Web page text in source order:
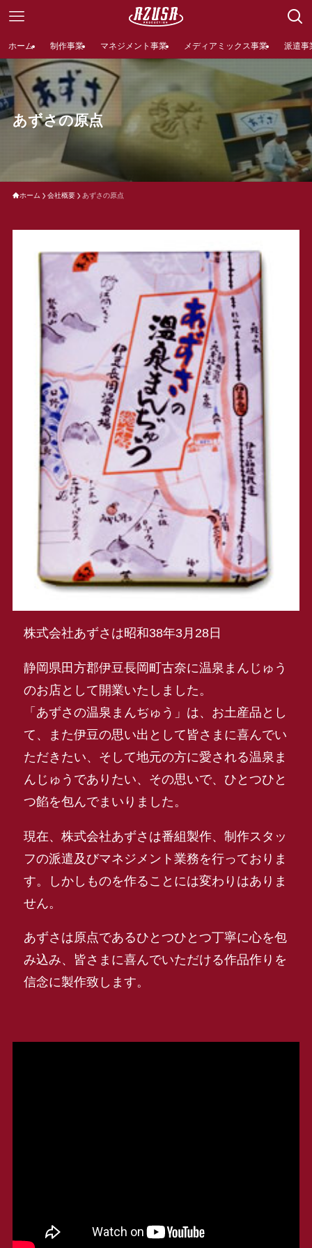
ホーム 制作事業 マネジメント事業 メディアミックス事業 派遣事
あずさの原点
ホーム 会社概要 あずさの原点
株式会社あずさは昭和38年3月28日
静岡県田方郡伊豆長岡町古奈に温泉まんじゅう
のお店として開業いたしました。
「あずさの温泉まんぢゅう」は、お土産品とし
て、また伊豆の思い出として皆さまに喜んでい
ただきたい、そして地元の方に愛される温泉ま
んじゅうでありたい、その思いで、ひとつひと
つ餡を包んでまいりました。
現在、株式会社あずさは番組製作、制作スタッ
フの派遣及びマネジメント業務を行っておりま
す。しかしものを作ることには変わりはありま
せん。
あずさは原点であるひとつひとつ丁寧に心を包
み込み、皆さまに喜んでいただける作品作りを
信念に製作致します。